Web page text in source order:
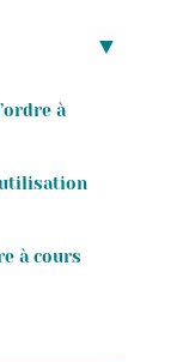
à
à cours